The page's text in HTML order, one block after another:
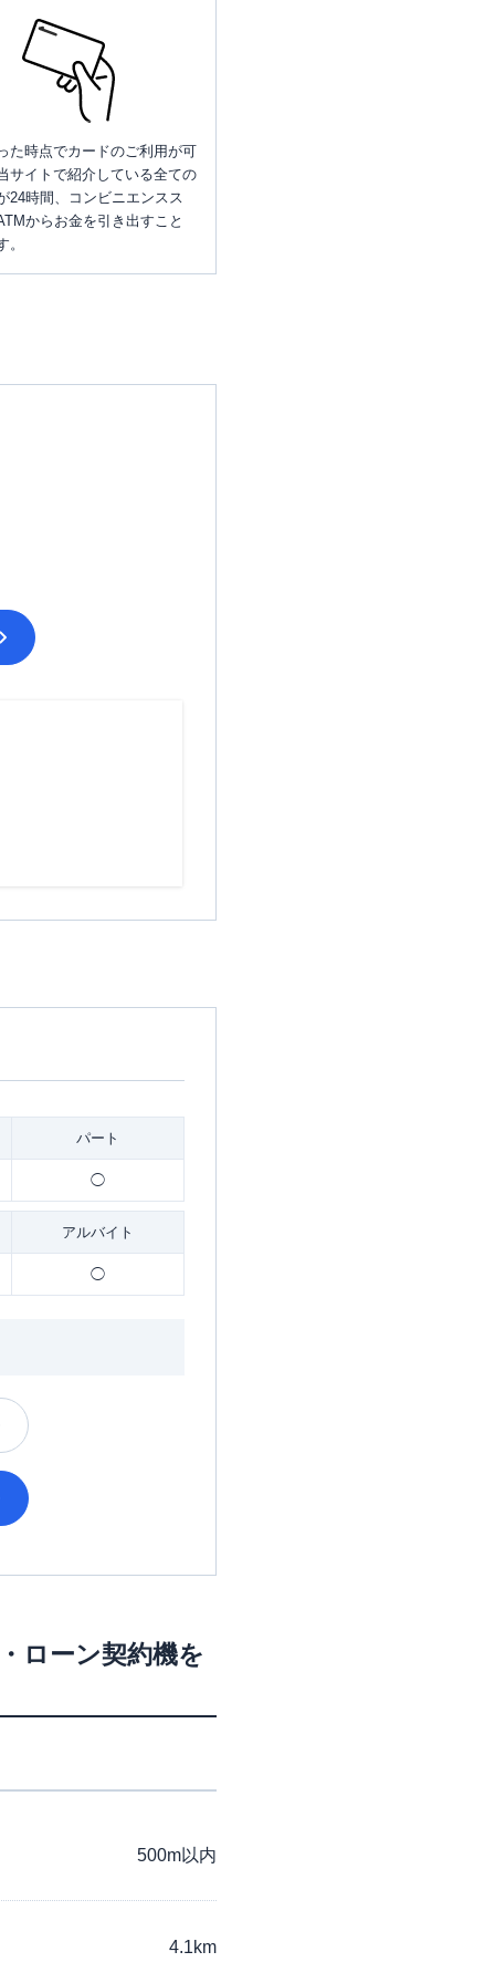
た時点でカードのご利用が可
サイトで紹介している全ての
24時間、コンビニエンスス
からお金を引き出すこと
。
パート
◯
アルバイト
◯
ローン契約機を
500m以内
4.1km